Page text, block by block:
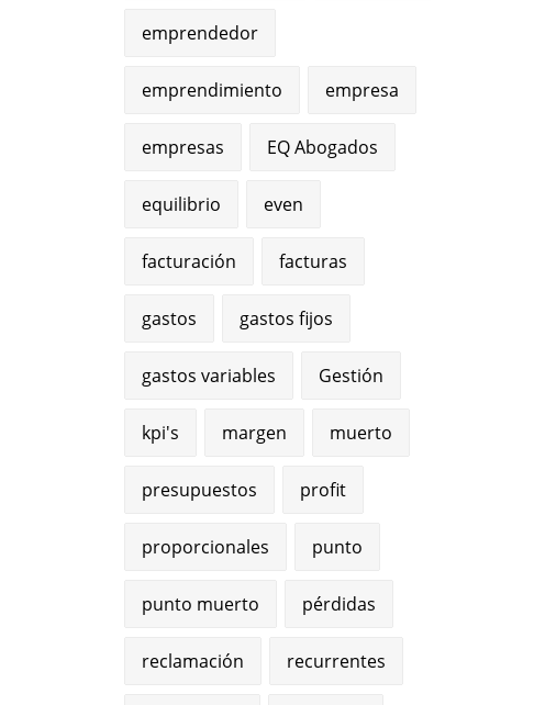
emprendedor
emprendimiento empresa
empresas EQ Abogados
equilibrio even
facturación facturas
gastos gastos fijos
gastos variables Gestión
kpi's margen muerto
presupuestos profit
proporcionales punto
punto muerto pérdidas
reclamación recurrentes